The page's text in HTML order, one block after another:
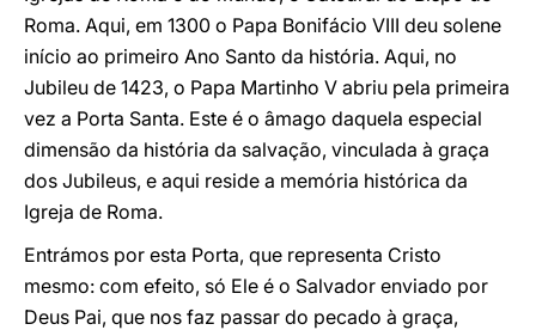
Roma. Aqui, em 1300 o Papa Bonifácio VIII deu solene
início ao primeiro Ano Santo da história. Aqui, no
Jubileu de 1423, o Papa Martinho V abriu pela primeira
vez a Porta Santa. Este é o âmago daquela especial
dimensão da história da salvação, vinculada à graça
dos Jubileus, e aqui reside a memória histórica da
Igreja de Roma.
Entrámos por esta Porta, que representa Cristo
mesmo: com efeito, só Ele é o Salvador enviado por
Deus Pai, que nos faz passar do pecado à graça,